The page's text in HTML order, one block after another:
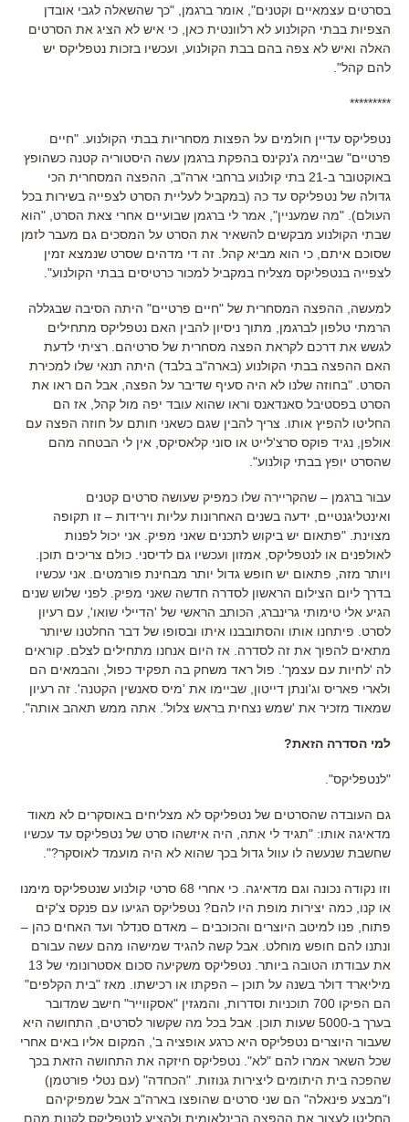
בסרטים עצמאיים וקטנים", אומר ברגמן , "כך שהשאלה לגבי אובדן
הצפיות בבתי הקולנוע לא רלוונטית כאן כי איש לא הציג את הסרטים
האלה ואיש לא צפה בהם בבת הקולנוע ועכשיו בזכות נטפליקס יש
להם קהל".
*********
נטפליקס עדיין חולמים על הפצות מסחריות בבתי הקולנוע . "חיים
פרטיים" שביימה ג'נקינס בהפקת ברגמן עשה היסטוריה קטנה כשהופץ
באוקטובר ב-21 בתי קולנוע ברחבי ארה"ב ההפצה המסחרית הכי
גדולה של נטפליקס עד כה (במקביל לעליית הסרט לצפייה בשירות בכל
העולם). "מה שמעניין", אמר לי ברגמן שבועיים אחרי צאת הסרט , "הוא
שבתי הקולנוע מבקשים להשאיר את הסרט על המסכים גם מעבר לזמן
שסוכם איתם כי הוא מביא קהל זה די מדהים שסרט שנמצא זמין
לצפייה בנטפליקס מצליח במקביל למכור כרטיסים בבתי הקולנוע".
למעשה ההפצה המסחרית של "חיים פרטיים" היתה הסיבה שבגללה
הרמתי טלפון לברגמן
מתוך ניסיון להבין האם נטפליקס מתחילים
לגשש את דרכם לקראת הפצה מסחרית של סרטיהם רציתי לדעת
האם ההפצה בבתי הקולנוע (בארה"ב בלבד) היתה תנאי שלו למכירת
הסרט . "בחוזה שלנו לא היה סעיף שדיבר על הפצה
אבל הם ראו את
הסרט בפסטיבל סאנדאנס וראו שהוא עובד יפה מול קהל אז הם
החליטו להפיץ אותו
צריך להבין שגם כשאני חותם על חוזה הפצה עם
אולפן נגיד פוקס סרצ'לייט או סוני קלאסיקס אין לי הבטחה מהם
שהסרט יופץ בבתי קולנוע".
עבור ברגמן – שהקריירה שלו כמפיק שעושה סרטים קטנים
ואינטליגנטיים
ידעה בשנים האחרונות עליות וירידות – זו תקופה
מצוינת . "פתאום יש ביקוש לתכנים שאני מפיק אני יכול לפנות
לאולפנים או לנטפליקס אמזון ועכשיו גם לדיסני כולם צריכים תוכן
ויותר מזה
פתאום יש חופש גדול יותר מבחינת פורמטים
אני עכשיו
בדרך ליום הצילום הראשון לסדרה חדשה שאני מפיק לפני שלוש שנים
הגיע אלי טימותי גרינברג הכותב הראשי של 'הדיילי שואו', עם רעיון
לסרט
פיתחנו אותו והסתובבנו איתו ובסופו של דבר החלטנו שיותר
מתאים להפוך את זה לסדרה
אז היום אנחנו מתחילים לצלם קוראים
לה 'לחיות עם עצמך'. פול ראד משחק בה תפקיד כפול והבמאים הם
ולארי פאריס וג'ונתן דייטון שביימו את 'מיס סאנשין הקטנה'. זה רעיון
שמאוד מזכיר את 'שמש נצחית בראש צלול'. אתה ממש תאהב אותה".
למי הסדרה הזאת?
"לנטפליקס".
גם העובדה שהסרטים של נטפליקס לא מצליחים באוסקרים לא מאוד
מדאיגה אותו: "תגיד לי אתה
היה איזשהו סרט של נטפליקס עד עכשיו
שחשבת שנעשה לו עוול גדול בכך שהוא לא היה מועמד לאוסקר?".
וזו נקודה נכונה וגם מדאיגה כי אחרי 68 סרטי קולנוע שנטפליקס מימנו
או קנו כמה יצירות מופת היו להם? נטפליקס הגיעו עם פנקס צ'קים
פתוח
פנו למיטב היוצרים והכוכבים – מאדם סנדלר ועד האחים כהן –
ונתנו להם חופש מוחלט
אבל קשה להגיד שמישהו מהם עשה עבורם
את עבודתו הטובה ביותר נטפליקס משקיעה סכום אסטרונומי של 13
מיליארד דולר בשנה על תוכן – הפקתו או רכישתו מאז "בית הקלפים"
הם הפיקו 700 תוכניות וסדרות והמגזין "אסקווייר" חישב שמדובר
בערך ב-5000 שעות תוכן אבל בכל מה שקשור לסרטים
התחושה היא
שעבור היוצרים נטפליקס היא כרגע אופציה ב', המקום אליו באים אחרי
שכל השאר אמרו להם "לא". נטפליקס חיזקה את התחושה הזאת בכך
שהפכה בית היתומים ליצירות גנוזות . "הכחדה" (עם נטלי פורטמן)
ו"מבצע פינאלה" הם שני סרטים שהופצו בארה"ב אבל שמפיקיהם
החליטו לעצור את ההפצה הבינלאומית ולהציע לנטפליקס לקנות מהם